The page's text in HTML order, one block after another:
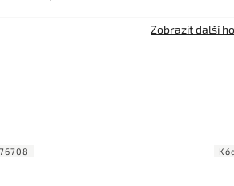
Zobrazit další
76708